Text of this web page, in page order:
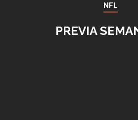
NFL
PREVIA